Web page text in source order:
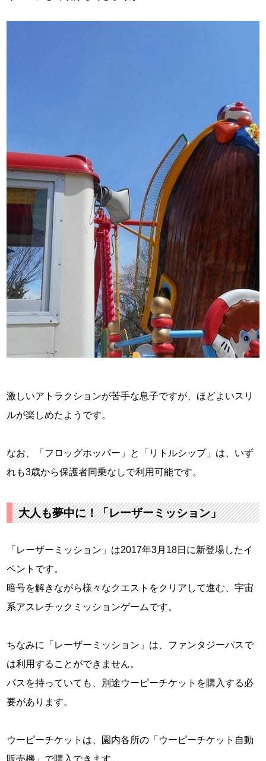
激しいアトラクションが苦手な息子ですが、ほどよいスリ
ルが楽しめたようです。
なお、「フロッグホッパー」と「リトルシップ」は、いず
れも3歳から保護者同乗なしで利用可能です。
大人も夢中に！「レーザーミッション」
「レーザーミッション」は2017年3月18日に新登場したイ
ベントです。
暗号を解きながら様々なクエストをクリアして進む、宇宙
系アスレチックミッションゲームです。
ちなみに「レーザーミッション」は、ファンタジーパスで
は利用することができません。
パスを持っていても、別途ウーピーチケットを購入する必
要があります。
ウーピーチケットは、園内各所の「ウーピーチケット自動